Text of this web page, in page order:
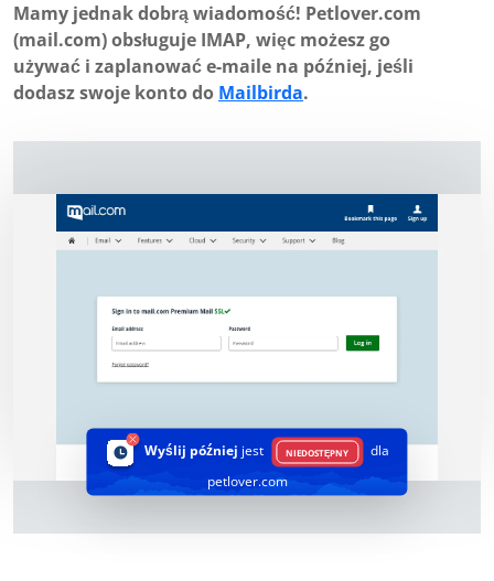
Mamy jednak dobrą wiadomość! Petlover.com
(mail.com) obsługuje IMAP, więc możesz go
używać i zaplanować e-maile na później, jeśli
dodasz swoje konto do Mailbirda.
Wyślij później jest NIEDOSTĘPNY
dla
petlover.com